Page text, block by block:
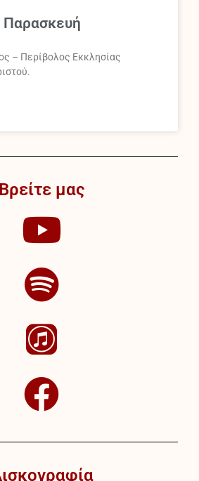
Παρασκευή
– Περίβολος Εκκλησίας
Βρείτε μας